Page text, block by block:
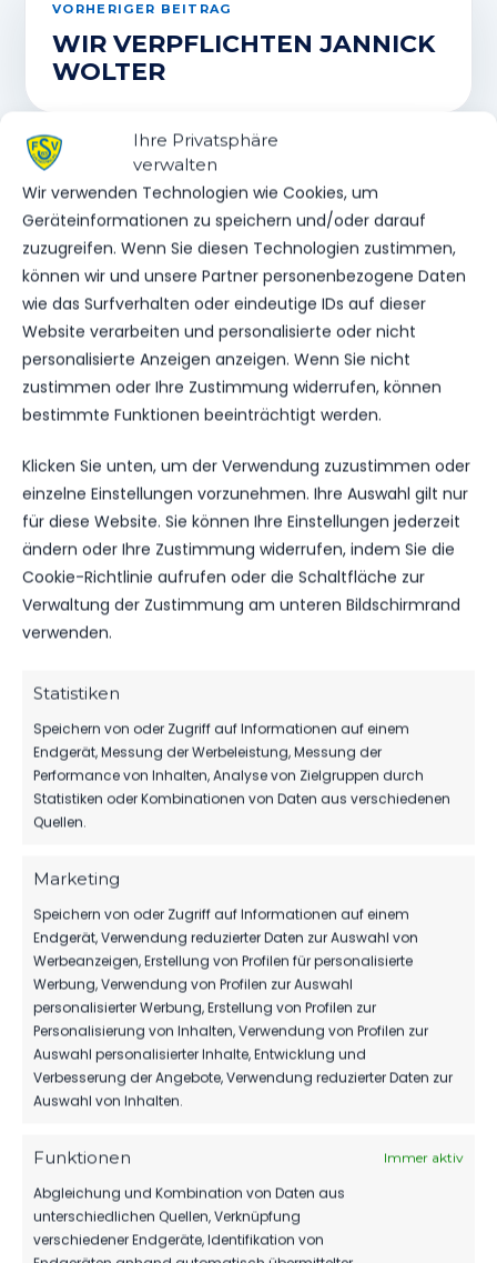
Ihre Privatsphäre
verwalten
Wir verwenden Technologien wie Cookies, um
Geräteinformationen zu speichern und/oder darauf
zuzugreifen. Wenn Sie diesen Technologien zustimmen,
können wir und unsere Partner personenbezogene Daten
wie das Surfverhalten oder eindeutige IDs auf dieser
Website verarbeiten und personalisierte oder nicht
personalisierte Anzeigen anzeigen. Wenn Sie nicht
zustimmen oder Ihre Zustimmung widerrufen, können
bestimmte Funktionen beeinträchtigt werden.
Klicken Sie unten, um der Verwendung zuzustimmen oder
einzelne Einstellungen vorzunehmen. Ihre Auswahl gilt nur
für diese Website. Sie können Ihre Einstellungen jederzeit
ändern oder Ihre Zustimmung widerrufen, indem Sie die
Cookie-Richtlinie aufrufen oder die Schaltfläche zur
Verwaltung der Zustimmung am unteren Bildschirmrand
verwenden.
Statistiken
Speichern von oder Zugriff auf Informationen auf einem
Endgerät, Messung der Werbeleistung, Messung der
Performance von Inhalten, Analyse von Zielgruppen durch
Statistiken oder Kombinationen von Daten aus verschiedenen
Quellen.
Marketing
Speichern von oder Zugriff auf Informationen auf einem
Endgerät, Verwendung reduzierter Daten zur Auswahl von
Werbeanzeigen, Erstellung von Profilen für personalisierte
Werbung, Verwendung von Profilen zur Auswahl
personalisierter Werbung, Erstellung von Profilen zur
Personalisierung von Inhalten, Verwendung von Profilen zur
Auswahl personalisierter Inhalte, Entwicklung und
Verbesserung der Angebote, Verwendung reduzierter Daten zur
Auswahl von Inhalten.
Funktionen Immer aktiv
Abgleichung und Kombination von Daten aus
unterschiedlichen Quellen, Verknüpfung
verschiedener Endgeräte, Identifikation von
VORHERIGER BEITRAG
WIR VERPFLICHTEN JANNICK
WOLTER
NÄCHSTER BEITRAG
NÄCHSTE SPIELTAGE
TERMINIERT
WEITERE MELDUNGEN
DAS KÖNNTE DICH
AUCH INTERESSIEREN.
SPONSOREN
MBS VERLÄNGERT SEIN SPONSORING
06. Aug. 2026
HERBER DÄMPFER AUF DEM WEG ZUM
KLASSENERHALT
202
WIR VERPFLICHTEN TILL JACOBI!
31. Juli 2026 158